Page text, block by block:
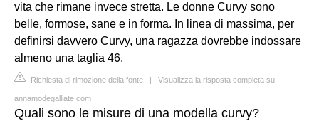
vita che rimane invece stretta. Le donne Curvy sono
belle, formose, sane e in forma. In linea di massima, per
definirsi davvero Curvy, una ragazza dovrebbe indossare
almeno una taglia 46.
Richiesta di rimozione della fonte | Visualizza la risposta completa su
annamodegalliate.com
Quali sono le misure di una modella curvy?